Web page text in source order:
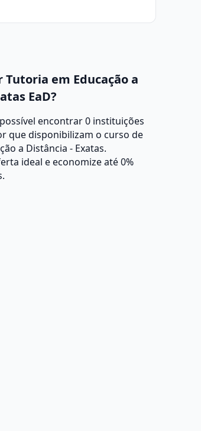
em Educação a
EaD?
encontrar 0 instituições
que disponibilizam o curso de
a Distância - Exatas.
ideal e economize até 0%